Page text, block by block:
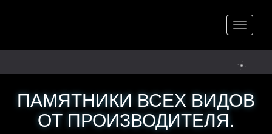
Меню
ПАМЯТНИКИ ВСЕХ ВИДОВ
ОТ ПРОИЗВОДИТЕЛЯ.